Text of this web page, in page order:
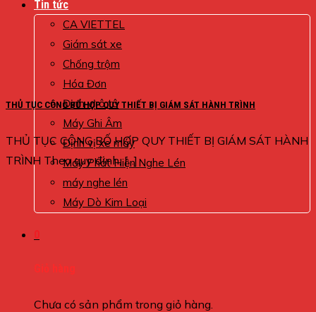
Tin tức
CA VIETTEL
Giám sát xe
Chống trộm
Hóa Đơn
Định vị ô tô
Máy Ghi Âm
Định vị xe máy
Máy Phát Hiện Nghe Lén
máy nghe lén
Máy Dò Kim Loại
0
Giỏ hàng
Chưa có sản phẩm trong giỏ hàng.
THỦ TỤC CÔNG BỐ HỢP QUY THIẾT BỊ GIÁM SÁT HÀNH TRÌNH
THỦ TỤC CÔNG BỐ HỢP QUY THIẾT BỊ GIÁM SÁT HÀNH
TRÌNH Theo quy định, [...]